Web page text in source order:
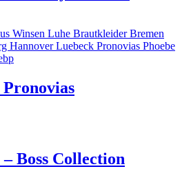
Pronovias
– Boss Collection